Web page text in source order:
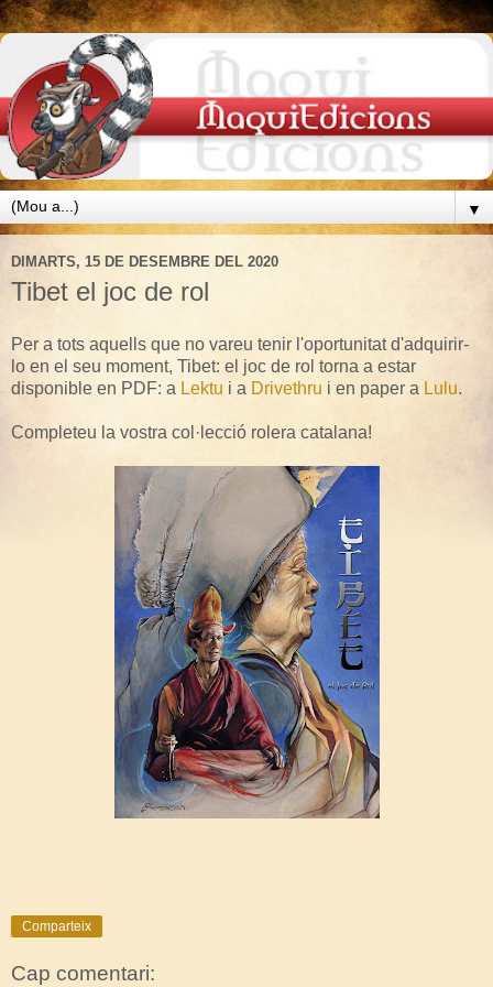
▼
DIMARTS, 15 DE DESEMBRE DEL 2020
Tibet el joc de rol
Per a tots aquells que no vareu tenir l'oportunitat d'adquirir-
lo en el seu moment, Tibet: el joc de rol torna a estar
disponible en PDF: a Lektu i a Drivethru i en paper a Lulu.
Completeu la vostra col·lecció rolera catalana!
Comparteix
Cap comentari: